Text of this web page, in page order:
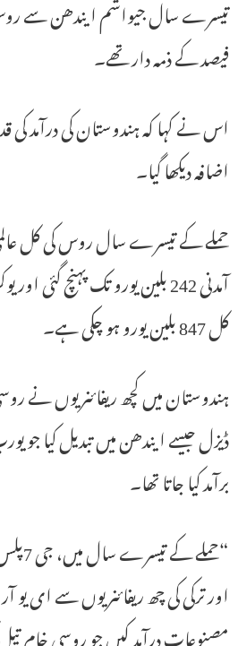
فیصد کے ذمہ دار تھے۔
اضافہ دیکھا گیا۔
حملے کے تیسرے سال روس کی کل
آمدنی 242 بلین یورو تک پہنچ
کل 847 بلین یورو ہو چکی ہے۔
ہندوستان میں کچھ ریفائنریوں نے
برآمد کیا جاتا تھا۔
مصنوعات درآمد کیں جو روسی خام